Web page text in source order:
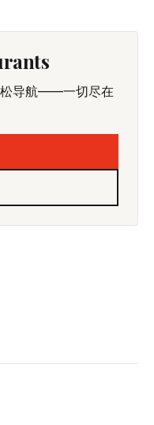
松导航——一切尽在